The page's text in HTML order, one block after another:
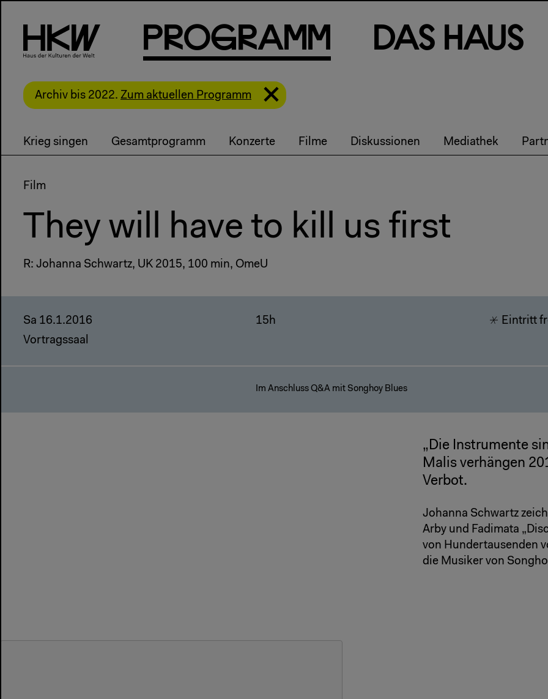
PRog Ram m Das Haus
Archiv bis 2022. Zum aktuellen Programm
Krieg singen Gesamtprogramm Konzerte Filme Diskussionen Mediathek
Film
They will have to kill us first
R: Johanna Schwartz, UK 2015, 100 min, OmeU
Sa 16.1.2016
Vortragssaal
15h Eintritt
Im Anschluss Q&A mit Songhoy Blues
„Die Instrumente
Malis verhängen
Verbot.
Johanna Schwartz
Arby und Fadimata
von Hundertausenden
die Musiker von